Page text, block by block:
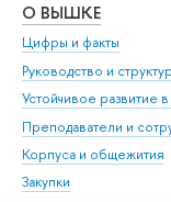
О ВЫШКЕ
Цифры и факты
Руководство и
Устойчивое
Преподаватели и
Корпуса и общежития
Закупки